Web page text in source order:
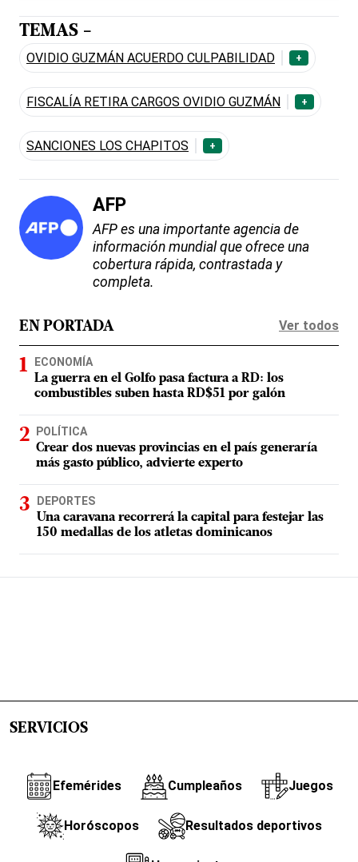
TEMAS -
OVIDIO GUZMÁN ACUERDO CULPABILIDAD +
FISCALÍA RETIRA CARGOS OVIDIO GUZMÁN +
SANCIONES LOS CHAPITOS +
AFP
AFP es una importante agencia de
información mundial que ofrece una
cobertura rápida, contrastada y
completa.
EN PORTADA Ver todos
ECONOMÍA
La guerra en el Golfo pasa factura a RD: los
combustibles suben hasta RD$51 por galón
POLÍTICA
Crear dos nuevas provincias en el país generaría
más gasto público, advierte experto
DEPORTES
Una caravana recorrerá la capital para festejar las
150 medallas de los atletas dominicanos
SERVICIOS
Efemérides Cumpleaños Juegos
Horóscopos Resultados deportivos